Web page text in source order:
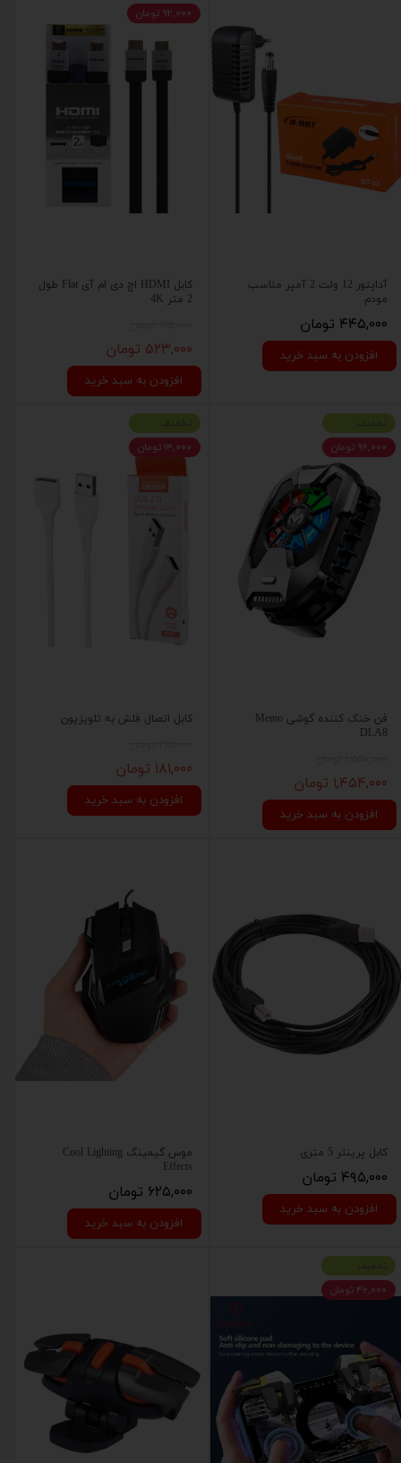
آداپتور 12 ولت 2 آمپر مناسب
مودم
۴۴۵,۰۰۰ تومان
افزودن به سبد خرید
کابل HDMI اچ دی ام آی Flat طول
2 متر 4K
۵۲۳,۰۰۰ تومان
افزودن به سبد خرید
۹۲,۰۰۰ تومان
فن خنک کننده گوشی Memo
DLA8
۱,۴۵۴,۰۰۰ تومان
افزودن به سبد خرید
۹۶,۰۰۰ تومان
کابل اتصال فلش به تلویزیون
۱۸۱,۰۰۰ تومان
افزودن به سبد خرید
۱۴,۰۰۰ تومان
کابل پرینتر 5 متری
۴۹۵,۰۰۰ تومان
افزودن به سبد خرید
موس گیمینگ Cool Lighting
Effects
۶۲۵,۰۰۰ تومان
افزودن به سبد خرید
۴۶,۰۰۰ تومان